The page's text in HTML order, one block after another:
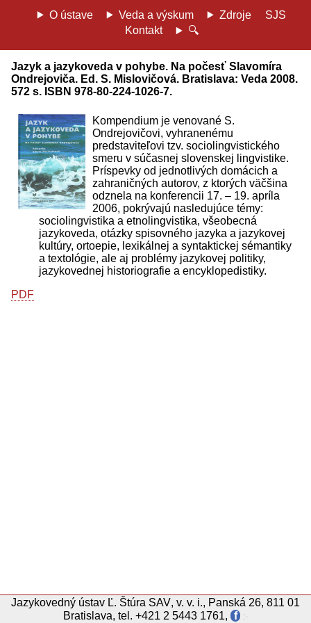
O ústave Veda a výskum Zdroje
SJS
Kontakt
🔍
Jazyk a jazykoveda v pohybe. Na počesť Slavomíra
Ondrejoviča. Ed. S. Mislovičová. Bratislava: Veda 2008.
572 s. ISBN 978-80-224-1026-7.
Kompendium je venované S.
Ondrejovičovi, vyhranenému
predstaviteľovi tzv. sociolingvistického
smeru v súčasnej slovenskej lingvistike.
Príspevky od jednotlivých domácich a
zahraničných autorov, z ktorých väčšina
odznela na konferencii 17. – 19. apríla
2006, pokrývajú nasledujúce témy:
sociolingvistika a etnolingvistika, všeobecná
jazykoveda, otázky spisovného jazyka a jazykovej
kultúry, ortoepie, lexikálnej a syntaktickej sémantiky
a textológie, ale aj problémy jazykovej politiky,
jazykovednej historiografie a encyklopedistiky.
PDF
Jazykovedný ústav Ľ. Štúra SAV, v. v. i., Panská 26, 811 01
Bratislava, tel. +421 2 5443 1761, f ჻